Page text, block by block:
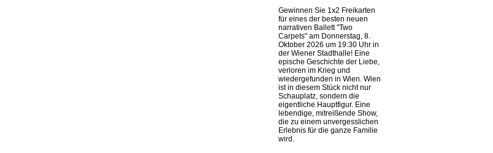
Gewinnen Sie 1x2 Freikarten
für eines der besten neuen
narrativen Ballett "Two
Carpets" am Donnerstag, 8.
Oktober 2026 um 19:30 Uhr in
der Wiener Stadthalle! Eine
epische Geschichte der Liebe,
verloren im Krieg und
wiedergefunden in Wien. Wien
ist in diesem Stück nicht nur
Schauplatz, sondern die
eigentliche Hauptfigur. Eine
lebendige, mitreißende Show,
die zu einem unvergesslichen
Erlebnis für die ganze Familie
wird.